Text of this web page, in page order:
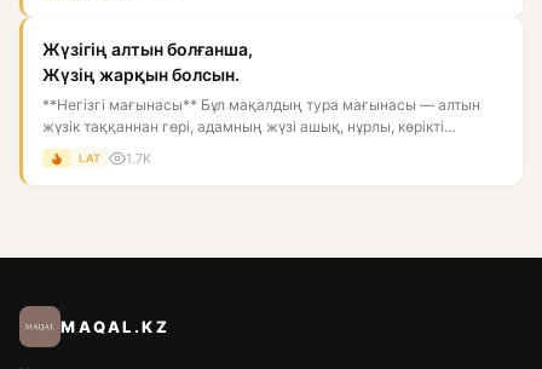
Жүзігің алтын болғанша,
Жүзің жарқын болсын.
**Негізгі мағынасы** Бұл мақалдың тура мағынасы — алтын
жүзік таққаннан гөрі, адамның жүзі ашық, нұрлы, көрікті
болғаны...
LAT 1.7K
MAQAL.KZ